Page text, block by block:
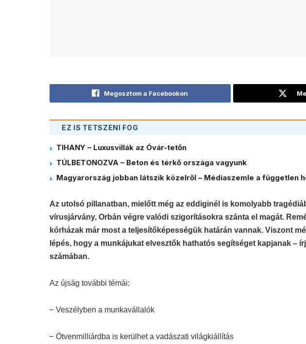
Megosztom a Facebookon
EZ IS TETSZENI FOG
TIHANY – Luxusvillák az Óvár-tetőn
TÚLBETONOZVA – Beton és térkő országa vagyunk
Magyarország jobban látszik közelről – Médiaszemle a független
Az utolsó pillanatban, mielőtt még az eddiginél is komolyabb
vírusjárvány, Orbán végre valódi szigorításokra szánta el magát.
kórházak már most a teljesítőképességük határán vannak. Viszont
lépés, hogy a munkájukat elvesztők hathatós segítséget kapjanak –
számában.
Az újság további témái:
– Veszélyben a munkavállalók
– Ötvenmilliárdba is kerülhet a vadászati világkiállítás